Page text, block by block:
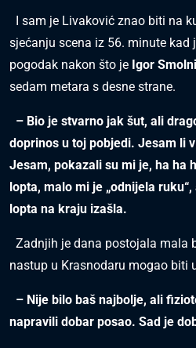
I sam je Livaković znao biti na
sjećanju scena iz 56. minute kad
pogodak nakon što je Igor
sedam metara s desne strane.
– Bio je stvarno jak šut, ali
doprinos u toj pobjedi. Jesam li
Jesam, pokazali su mi je, ha ha
lopta, malo mi je „odnijela
lopta na kraju izašla.
Zadnjih je dana postojala mala
nastup u Krasnodaru mogao biti
– Nije bilo baš najbolje, ali
napravili dobar posao. Sad je